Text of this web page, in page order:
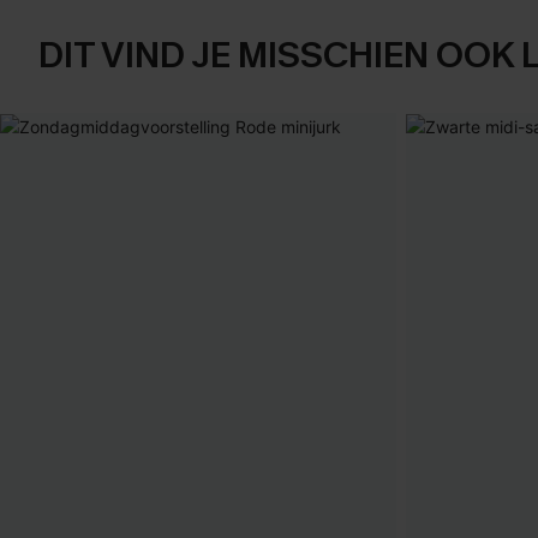
DIT VIND JE MISSCHIEN OOK